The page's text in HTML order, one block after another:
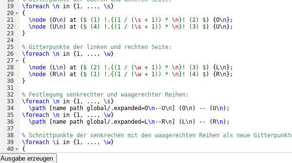
19
20
21
22
23
24
25
26
27
28
29
30
31
32
33
34
35
36
37
38
39
40
41
\foreach \n in { 1, ..., \s }
{
\node
(O\n) at ( $ (1) !.{(1 / (\s + 1)) * \n}! (2) $) {O\n} ;
\node
(U\n) at ( $ (4) !.{(1 / (\s + 1)) * \n}! (3) $) {U\n} ;
}
% Gitterpunkte der linken und rechten Seite:
\foreach \n in { 1, ..., \w}
{
\node
( L\n) at ( $ (2) !.{(1 / (\w + 1)) * \n}! (3) $) { L\n} ;
\node
( R\n) at ( $ (1) !.{(1 / (\w + 1)) * \n}! (4) $) { R\n} ;
}
% Festlegung senkrechter und waagerechter Reihen:
\foreach \n in { 1, ..., \s }
\path
name path global/.expanded=O\n--U\n (O\n) -- (U\n) ;
\foreach \n in { 1, ..., \w}
\path
name path global/.expanded=L\n--R\n ( L\n) -- ( R\n) ;
% Schnittpunkte der senkrechen mit den waagerechten Reihen als neue
\foreach \i in { 1, ..., \w}
{
\foreach
Ausgabe erzeugen